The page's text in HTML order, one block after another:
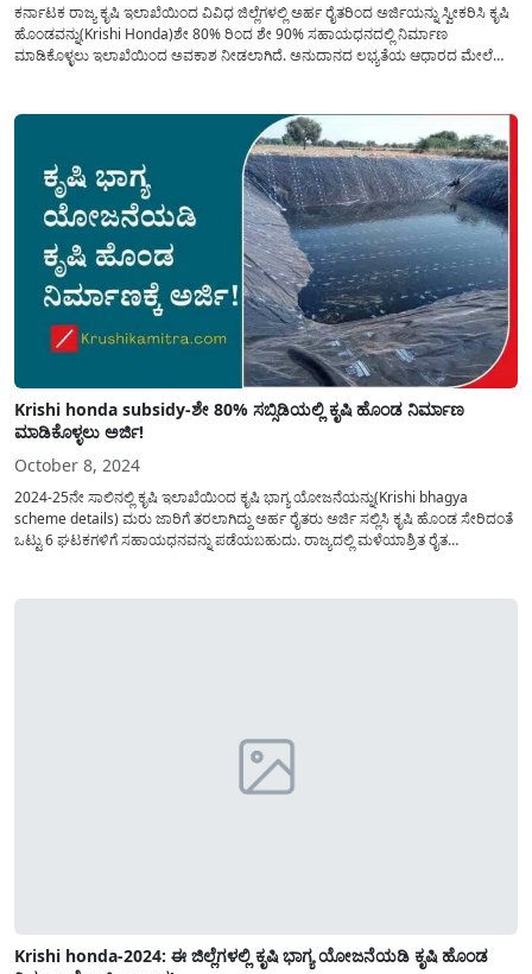
ಕರ್ನಾಟಕ ರಾಜ್ಯ ಕೃಷಿ ಇಲಾಖೆಯಿಂದ ವಿವಿಧ ಜಿಲ್ಲೆಗಳಲ್ಲಿ ಅರ್ಹ ರೈತರಿಂದ ಅರ್ಜಿಯನ್ನು ಸ್ವೀಕರಿಸಿ ಕೃಷಿ
ಹೊಂಡವನ್ನು(Krishi Honda)ಶೇ 80% ರಿಂದ ಶೇ 90% ಸಹಾಯಧನದಲ್ಲಿ ನಿರ್ಮಾಣ
ಮಾಡಿಕೊಳ್ಳಲು ಇಲಾಖೆಯಿಂದ ಅವಕಾಶ ನೀಡಲಾಗಿದೆ. ಅನುದಾನದ ಲಭ್ಯತೆಯ ಆಧಾರದ ಮೇಲೆ
Krishi honda subsidy-ಶೇ 80% ಸಬ್ಸಿಡಿಯಲ್ಲಿ ಕೃಷಿ ಹೊಂಡ ನಿರ್ಮಾಣ
ಮಾಡಿಕೊಳ್ಳಲು ಅರ್ಜಿ!
October 8, 2024
2024-25ನೇ ಸಾಲಿನಲ್ಲಿ ಕೃಷಿ ಇಲಾಖೆಯಿಂದ ಕೃಷಿ ಭಾಗ್ಯ ಯೋಜನೆಯನ್ನು(Krishi bhagya
scheme details) ಮರು ಜಾರಿಗೆ ತರಲಾಗಿದ್ದು ಅರ್ಹ ರೈತರು ಅರ್ಜಿ ಸಲ್ಲಿಸಿ ಕೃಷಿ ಹೊಂಡ ಸೇರಿದಂತೆ
ಒಟ್ಟು 6 ಘಟಕಗಳಿಗೆ ಸಹಾಯಧನವನ್ನು ಪಡೆಯಬಹುದು. ರಾಜ್ಯದಲ್ಲಿ ಮಳೆಯಾಶ್ರಿತ ರೈತ
Krishi honda-2024: ಈ ಜಿಲ್ಲೆಗಳಲ್ಲಿ ಕೃಷಿ ಭಾಗ್ಯ ಯೋಜನೆಯಡಿ ಕೃಷಿ ಹೊಂಡ